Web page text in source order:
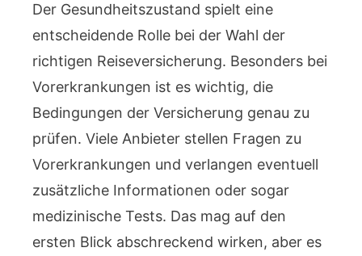
Der Gesundheitszustand spielt eine
entscheidende Rolle bei der Wahl der
richtigen Reiseversicherung. Besonders bei
Vorerkrankungen ist es wichtig, die
Bedingungen der Versicherung genau zu
prüfen. Viele Anbieter stellen Fragen zu
Vorerkrankungen und verlangen eventuell
zusätzliche Informationen oder sogar
medizinische Tests. Das mag auf den
ersten Blick abschreckend wirken, aber es